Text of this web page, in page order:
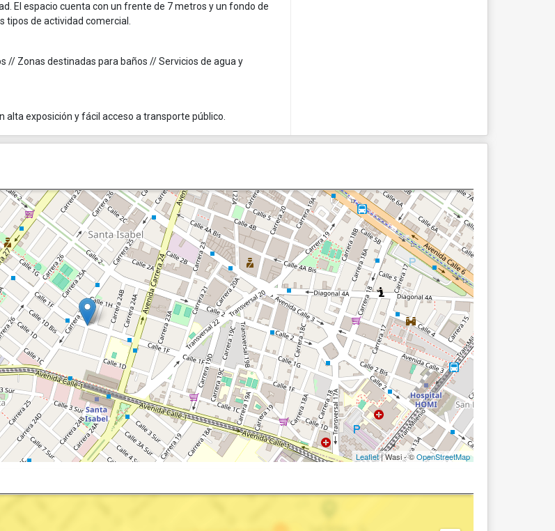
El espacio cuenta con un frente de 7 metros y un fondo de
de actividad comercial.
// Zonas destinadas para baños // Servicios de agua y
exposición y fácil acceso a transporte público.
Leaflet| Wasi - ©OpenStreetMap